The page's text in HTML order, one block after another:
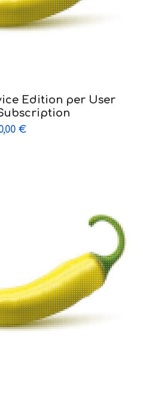
Edition per User
€